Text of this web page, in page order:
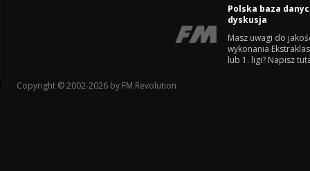
Polska baza
dyskusja
Masz uwagi do
wykonania
lub 1. ligi? Napisz
Copyright © 2002-2026 by FM Revolution